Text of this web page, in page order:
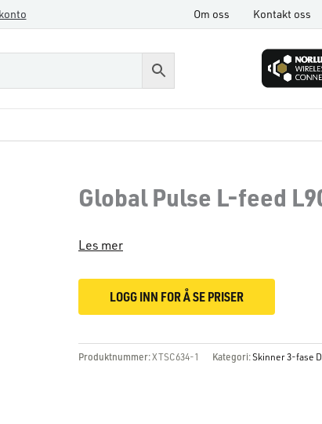
konto Om oss Kontakt oss
Global Pulse L-feed
Les mer
LOGG INN FOR Å SE PRISER
Produktnummer:XTSC634-1 Kategori:Skinner 3-fase